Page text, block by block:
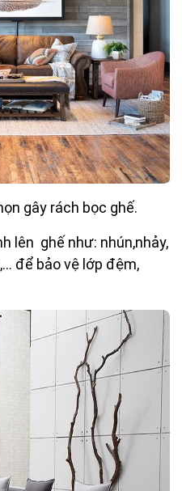
gây rách bọc ghế.
lên ghế như: nhún,nhảy,
để bảo vệ lớp đệm,